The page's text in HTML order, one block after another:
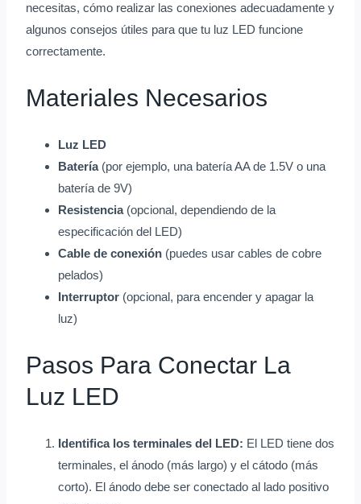
necesitas, cómo realizar las conexiones adecuadamente y
algunos consejos útiles para que tu luz LED funcione
correctamente.
Materiales Necesarios
Luz LED
Batería(por ejemplo, una batería AA de 1.5V o una
batería de 9V)
Resistencia(opcional, dependiendo de la
especificación del LED)
Cable de conexión (puedes usar cables de cobre
pelados)
Interruptor (opcional, para encender y apagar la
luz)
Pasos Para Conectar La
Luz LED
Identifica los terminales del LED: El LED tiene dos
terminales, el ánodo (más largo) y el cátodo (más
corto). El ánodo debe ser conectado al lado positivo